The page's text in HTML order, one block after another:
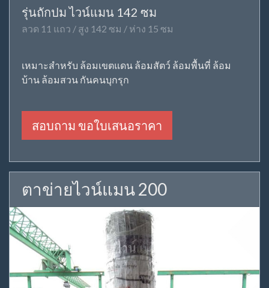
รุ่นถักปม ไวน์แมน 142 ซม
ลวด 11 แถว / สูง 142 ซม / ห่าง 15 ซม
เหมาะสำหรับ ล้อมเขตแดน ล้อมสัตว์ ล้อมพื้นที่ ล้อม
บ้าน ล้อมสวน กันคนบุกรุก
สอบถาม ขอใบเสนอราคา
ตาข่ายไวน์แมน 200